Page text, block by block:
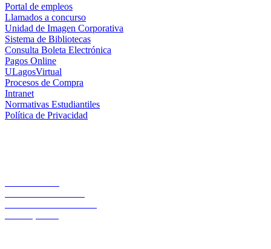
Portal de empleos
Llamados a concurso
Unidad de Imagen Corporativa
Sistema de Bibliotecas
Consulta Boleta Electrónica
Pagos Online
ULagosVirtual
Procesos de Compra
Intranet
Normativas Estudiantiles
Política de Privacidad